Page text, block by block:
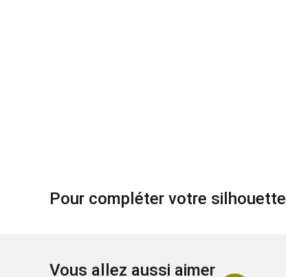
Pour compléter votre silhouette
Vous allez aussi aimer